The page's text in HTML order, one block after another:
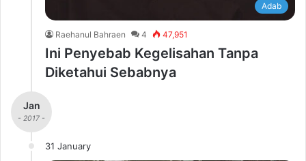
Adab
Raehanul Bahraen 4 47,951
Ini Penyebab Kegelisahan Tanpa
Diketahui Sebabnya
Jan
- 2017 -
31 January